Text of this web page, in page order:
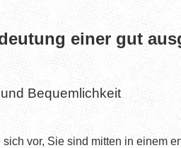
einer gut
Bequemlichkeit
sich vor, Sie sind mitten in einem